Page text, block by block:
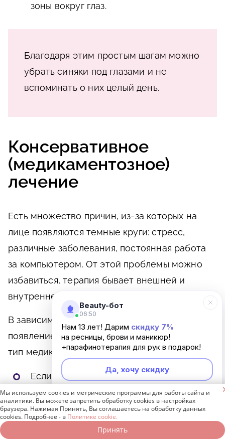
зоны вокруг глаз.
Благодаря этим простым шагам можно
убрать синяки под глазами и не
вспоминать о них целый день.
Консервативное
(медикаментозное)
лечение
Есть множество причин, из-за которых на
лице появляются темные круги: стресс,
различные заболевания, постоянная работа
за компьютером. От этой проблемы можно
избавиться, терапия бывает внешней и
внутренней.
В зависимости от фактора, повлиявшего на
появление синяков под глазами, подбирается
тип медикаментозной терапии:
Если причина темных кругов под глазами
– стресс, то пациенту подбирается
индивидуальное лечение, для того чтобы
восстановить работу организма и
нервной системы. Если стресс перешел
Beauty-бот
06:50
Нам 13 лет! Дарим скидку 7%
на ресницы, брови и маникюр!
+парафинотерапия для рук в подарок!
Да, хочу скидку
Неинтересно
Мы используем cookies и метрические программы для работы сайта и
аналитики. Вы можете запретить обработку cookies в настройках
браузера. Нажимая Принять, Вы соглашаетесь на обработку данных
cookies. Подробнее - в Политике cookie.
Принять